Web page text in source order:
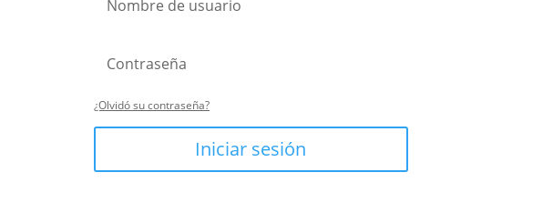
¿Olvidó su contraseña?
Iniciar sesión